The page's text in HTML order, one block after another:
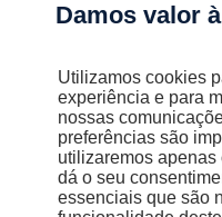
A (0 g/km)
STELLANTIS &YOU
43 153 €
IVA incluído
Damos valor
Utilizamos cookies
experiência e para
nossas
preferências são
utilizaremos
dá o seu
essenciais que são